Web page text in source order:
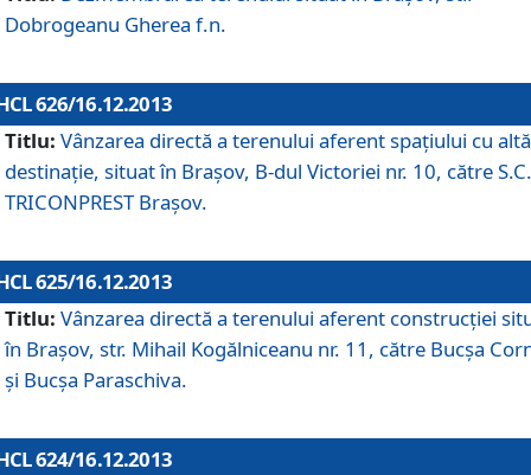
Dobrogeanu Gherea f.n.
626/16.12.2013
Titlu: Vânzarea directă a terenului aferent spaţiului cu altă
destinaţie, situat în Braşov, B-dul Victoriei nr. 10, către S.C.
TRICONPREST Braşov.
625/16.12.2013
Titlu: Vânzarea directă a terenului aferent construcţiei
în Braşov, str. Mihail Kogălniceanu nr. 11, către Bucşa
şi Bucşa Paraschiva.
624/16.12.2013